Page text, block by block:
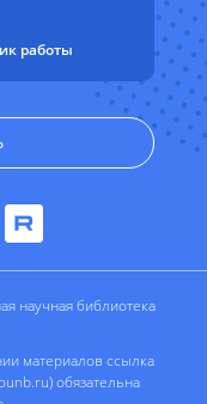
работы
научная библиотека
материалов ссылка
обязательна